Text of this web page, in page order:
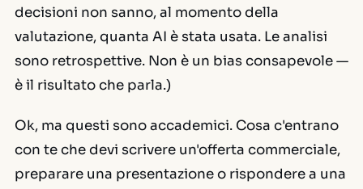
decisioni non sanno, al momento della
valutazione, quanta AI è stata usata. Le analisi
sono retrospettive. Non è un bias consapevole —
è il risultato che parla.)
Ok, ma questi sono accademici. Cosa c'entrano
con te che devi scrivere un'offerta commerciale,
preparare una presentazione o rispondere a una